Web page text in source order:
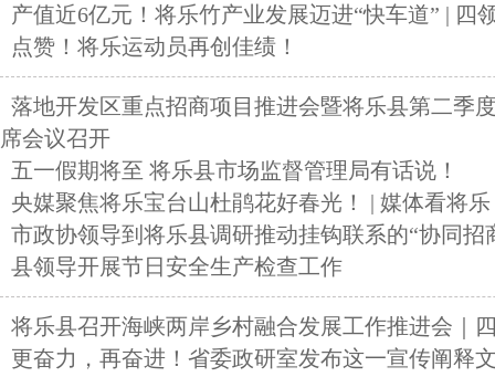
产值近6亿元！将乐竹产业发展迈进“快车道” | 四
点赞！将乐运动员再创佳绩！
落地开发区重点招商项目推进会暨将乐县第二季
席会议召开
五一假期将至 将乐县市场监督管理局有话说！
央媒聚焦将乐宝台山杜鹃花好春光！ | 媒体看将乐
市政协领导到将乐县调研推动挂钩联系的“协同招
县领导开展节日安全生产检查工作
将乐县召开海峡两岸乡村融合发展工作推进会｜
更奋力，再奋进！省委政研室发布这一宣传阐释